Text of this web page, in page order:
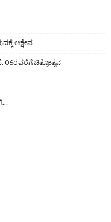
ಆಕ್ಷೇಪ
06ರವರೆಗೆ ಚಿತ್ರೋತ್ಸವ